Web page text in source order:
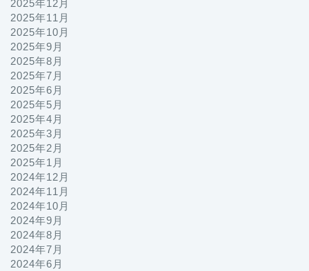
2025年12月
2025年11月
2025年10月
2025年9月
2025年8月
2025年7月
2025年6月
2025年5月
2025年4月
2025年3月
2025年2月
2025年1月
2024年12月
2024年11月
2024年10月
2024年9月
2024年8月
2024年7月
2024年6月